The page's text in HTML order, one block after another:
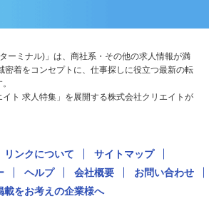
ーミナル)」は、商社系・その他の求人情報が満
密着をコンセプトに、仕事探しに役立つ最新の転
ト 求人特集」を展開する株式会社クリエイトが
リンクについて
サイトマップ
ヘルプ 会社概要
お問い合わせ
載をお考えの企業様へ